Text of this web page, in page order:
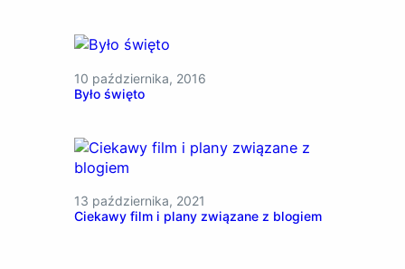
10 października, 2016
Było święto
13 października, 2021
Ciekawy film i plany związane z blogiem